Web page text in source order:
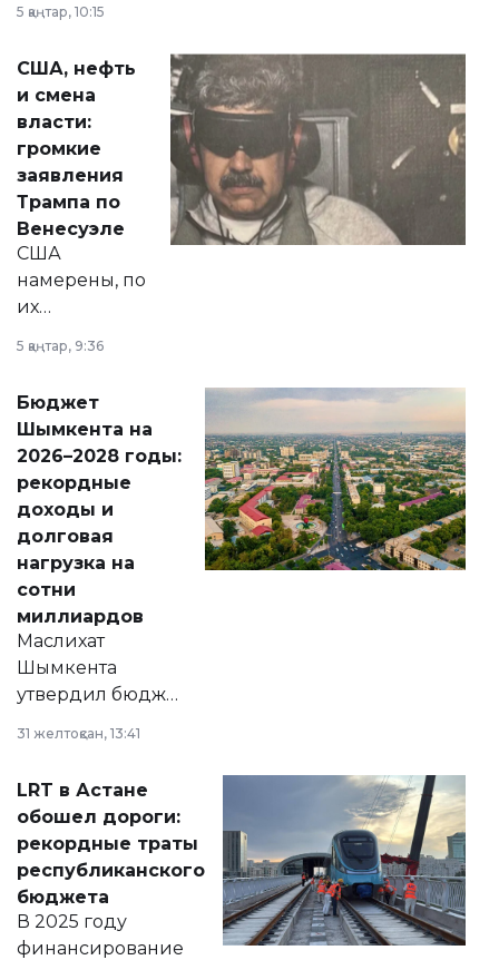
сразу несколько
актуальных тем —
от слухов о
политических
реформах до
вопросов армии,
экономики и
личного здоровья.
5 қаңтар, 10:15
США, нефть
и смена
власти:
громкие
заявления
Трампа по
Венесуэле
США
намерены, по
их
принести
народу
Венесуэлы.
5 қаңтар, 9:36
Бюджет
Шымкента на
2026–2028 годы:
рекордные
доходы и
долговая
нагрузка на
сотни
миллиардов
Маслихат
Шымкента
утвердил бюджет
2028 годы.
документ
появился в базе
нормативных
правовых актов и
на сайте маслихат
города.
31 желтоқсан, 13:41
LRT в Астане
обошел дороги:
рекордные траты
республиканского
бюджета
В 2025 году
финансирование